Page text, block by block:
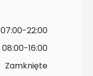
07:00-22:00
08:00-16:00
Zamknięte